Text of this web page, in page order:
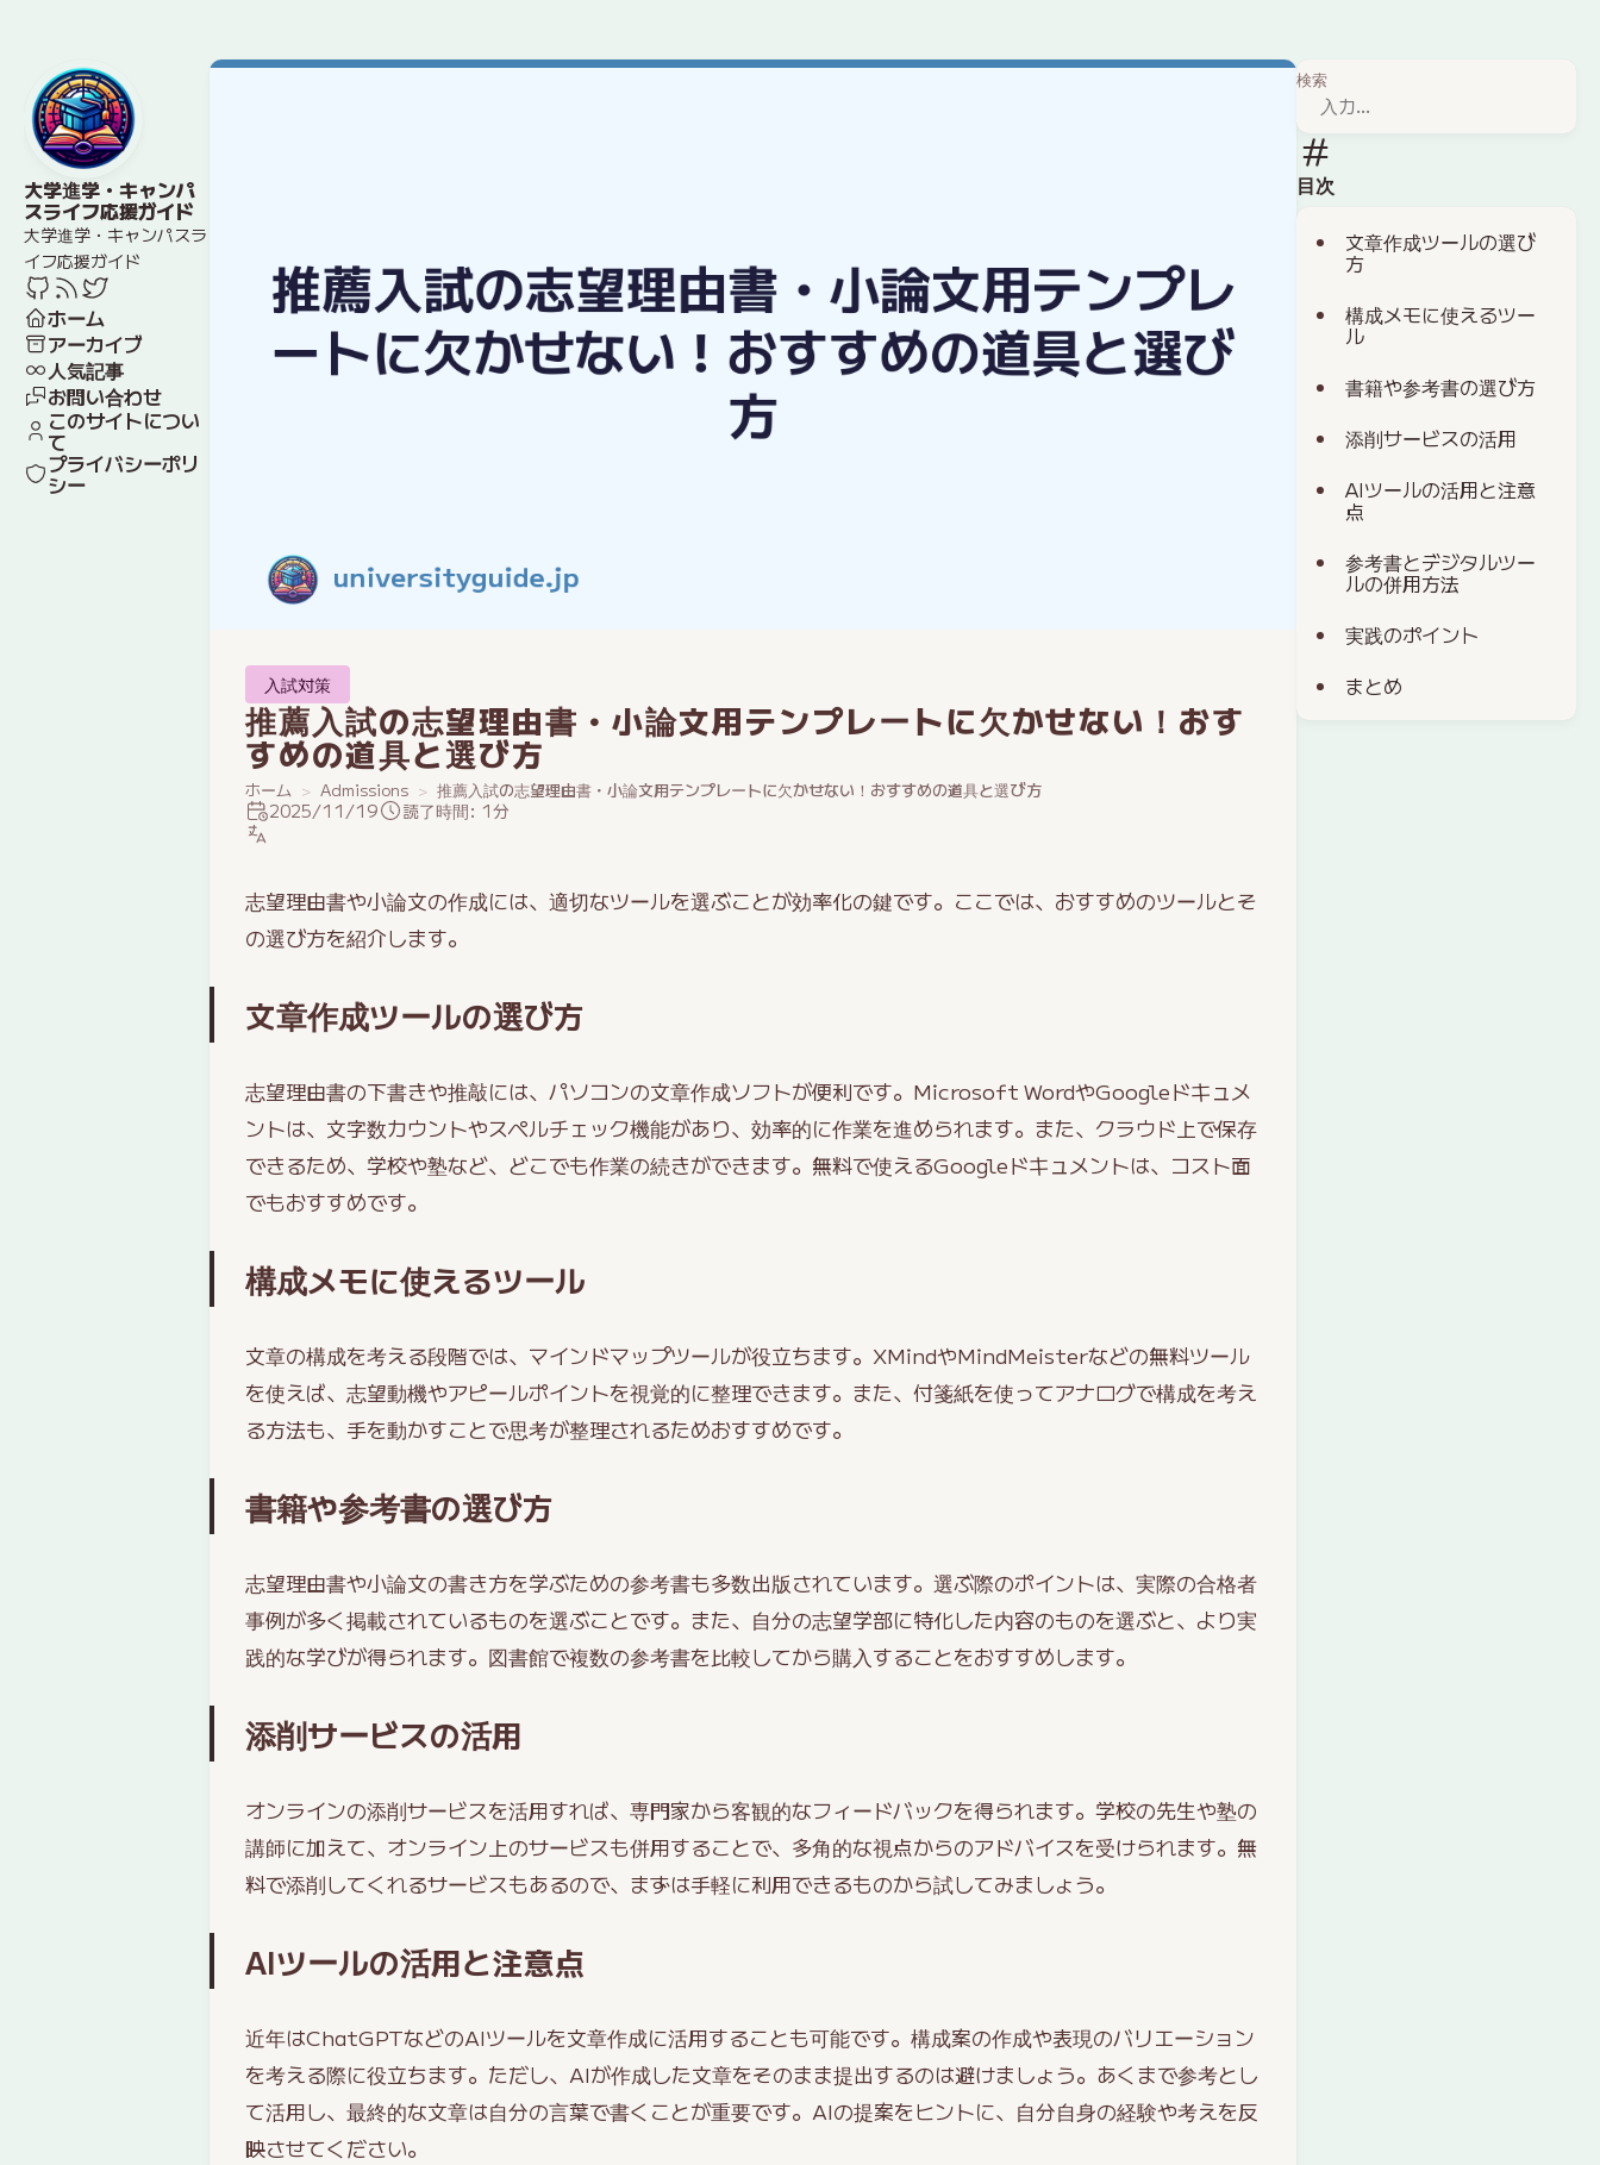
大学進学・キャンパ
スライフ応援ガイド
大学進学・キャンパスラ
イフ応援ガイド
ホーム
アーカイブ
人気記事
お問い合わせ
このサイトについ
て
プライバシーポリ
シー
検索
目次
文章作成ツールの選び
方
構成メモに使えるツー
ル
書籍や参考書の選び方
添削サービスの活用
AIツールの活用と注意
点
参考書とデジタルツー
ルの併用方法
実践のポイント
まとめ
入試対策
推薦入試の志望理由書・小論文用テンプレートに欠かせない！おす
すめの道具と選び方
ホーム Admissions 推薦入試の志望理由書・小論文用テンプレートに欠かせない！おすすめの道具と選び方
2025/11/19 読了時間: 1分
志望理由書や小論文の作成には、適切なツールを選ぶことが効率化の鍵です。ここでは、おすすめのツールとそ
の選び方を紹介します。
文章作成ツールの選び方
志望理由書の下書きや推敲には、パソコンの文章作成ソフトが便利です。Microsoft WordやGoogleドキュメ
ントは、文字数カウントやスペルチェック機能があり、効率的に作業を進められます。また、クラウド上で保存
できるため、学校や塾など、どこでも作業の続きができます。無料で使えるGoogleドキュメントは、コスト面
でもおすすめです。
構成メモに使えるツール
文章の構成を考える段階では、マインドマップツールが役立ちます。XMindやMindMeisterなどの無料ツール
を使えば、志望動機やアピールポイントを視覚的に整理できます。また、付箋紙を使ってアナログで構成を考え
る方法も、手を動かすことで思考が整理されるためおすすめです。
書籍や参考書の選び方
志望理由書や小論文の書き方を学ぶための参考書も多数出版されています。選ぶ際のポイントは、実際の合格者
事例が多く掲載されているものを選ぶことです。また、自分の志望学部に特化した内容のものを選ぶと、より実
践的な学びが得られます。図書館で複数の参考書を比較してから購入することをおすすめします。
添削サービスの活用
オンラインの添削サービスを活用すれば、専門家から客観的なフィードバックを得られます。学校の先生や塾の
講師に加えて、オンライン上のサービスも併用することで、多角的な視点からのアドバイスを受けられます。無
料で添削してくれるサービスもあるので、まずは手軽に利用できるものから試してみましょう。
AIツールの活用と注意点
近年はChatGPTなどのAIツールを文章作成に活用することも可能です。構成案の作成や表現のバリエーション
を考える際に役立ちます。ただし、AIが作成した文章をそのまま提出するのは避けましょう。あくまで参考とし
て活用し、最終的な文章は自分の言葉で書くことが重要です。AIの提案をヒントに、自分自身の経験や考えを反
映させてください。